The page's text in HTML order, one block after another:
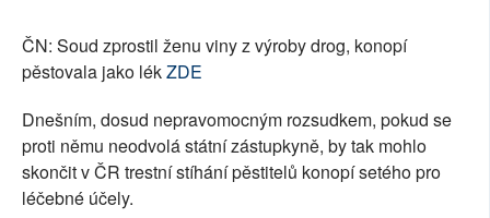
ČN: Soud zprostil ženu viny z výroby drog, konopí
pěstovala jako lékZDE
Dnešním, dosud nepravomocným rozsudkem, pokud se
proti němu neodvolá státní zástupkyně, by tak mohlo
skončit v ČR trestní stíhání pěstitelů konopí setého pro
léčebné účely.